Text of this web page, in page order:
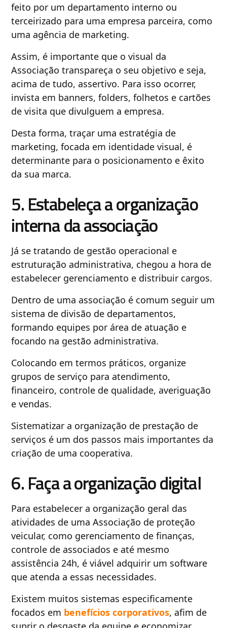
feito por um departamento interno ou
terceirizado para uma empresa parceira, como
uma agência de marketing.
Assim, é importante que o visual da
Associação transpareça o seu objetivo e seja,
acima de tudo, assertivo. Para isso ocorrer,
invista em banners, folders, folhetos e cartões
de visita que divulguem a empresa.
Desta forma, traçar uma estratégia de
marketing, focada em identidade visual, é
determinante para o posicionamento e êxito
da sua marca.
5. Estabeleça a organização
interna da associação
Já se tratando de gestão operacional e
estruturação administrativa, chegou a hora de
estabelecer gerenciamento e distribuir cargos.
Dentro de uma associação é comum seguir um
sistema de divisão de departamentos,
formando equipes por área de atuação e
focando na gestão administrativa.
Colocando em termos práticos, organize
grupos de serviço para atendimento,
financeiro, controle de qualidade, averiguação
e vendas.
Sistematizar a organização de prestação de
serviços é um dos passos mais importantes da
criação de uma cooperativa.
6. Faça a organização digital
Para estabelecer a organização geral das
atividades de uma Associação de proteção
veicular, como gerenciamento de finanças,
controle de associados e até mesmo
assistência 24h, é viável adquirir um software
que atenda a essas necessidades.
Existem muitos sistemas especificamente
focados em benefícios corporativos, afim de